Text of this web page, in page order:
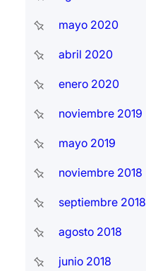
mayo 2020
abril 2020
enero 2020
noviembre 2019
mayo 2019
noviembre 2018
septiembre 2018
agosto 2018
junio 2018